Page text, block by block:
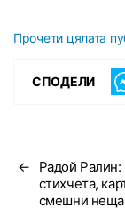
Прочети цялата
СПОДЕЛИ
←
Радой Ралин:
стихчета,
смешни неща